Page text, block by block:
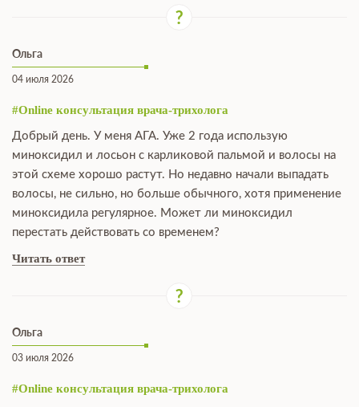
Ольга
04 июля 2026
#Online консультация врача-трихолога
Добрый день. У меня АГА. Уже 2 года использую
миноксидил и лосьон с карликовой пальмой и волосы на
этой схеме хорошо растут. Но недавно начали выпадать
волосы, не сильно, но больше обычного, хотя применение
миноксидила регулярное. Может ли миноксидил
перестать действовать со временем?
Читать ответ
Ольга
03 июля 2026
#Online консультация врача-трихолога